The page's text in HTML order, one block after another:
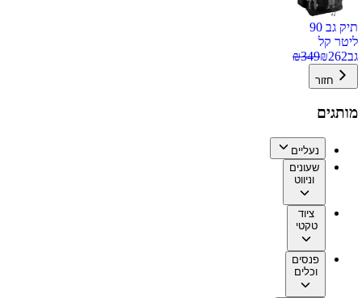
תיק גב 90
ליטר קל
גב
₪262
₪349
חזור
מותגים
נעליים
שעונים
וניווט
ציוד
טקטי
פנסים
וכלים